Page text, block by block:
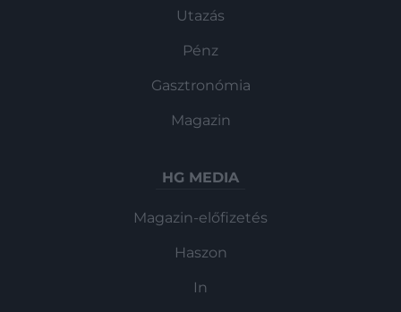
Utazás
Pénz
Gasztronómia
Magazin
HG MEDIA
Magazin-előfizetés
Haszon
In